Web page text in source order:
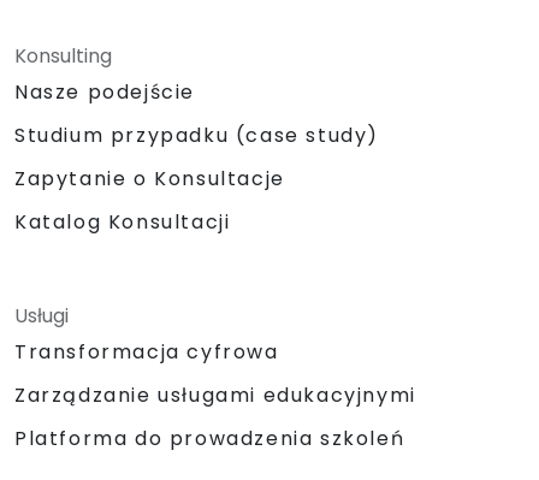
Konsulting
Nasze podejście
Studium przypadku (case study)
Zapytanie o Konsultacje
Katalog Konsultacji
Usługi
Transformacja cyfrowa
Zarządzanie usługami edukacyjnymi
Platforma do prowadzenia szkoleń